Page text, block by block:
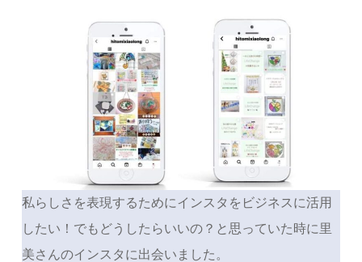
私らしさを表現するためにインスタをビジネスに活用
したい！でもどうしたらいいの？と思っていた時に里
美さんのインスタに出会いました。